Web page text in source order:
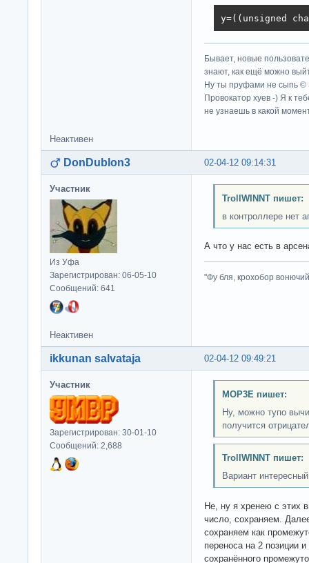
y=((unsigned
Бывает, новые
знают, как ещё можно
Ну ты пруфами не сыпь ©
Провокатор хуев -) Я к
не узнаешь в какой
Неактивен
02-04-12 09:14:31
DonDublon3
Участник
Из Уфа
Зарегистрирован: 06-05-10
Сообщений: 641
TrollWINNT пишет:
в контроллере нет
А что у нас есть в
"Фу бля, крохобор
Неактивен
02-04-12 09:49:21
ikkunan salvataja
Участник
Зарегистрирован: 30-01-10
Сообщений: 2,688
MOP3E пишет:
Ну, можно тупо
получится
TrollWINNT пишет:
Вариант
Не, ну я хренею с этих
число, сохраняем.
сохраняем как
переноса на 2 позиции
сохранённого